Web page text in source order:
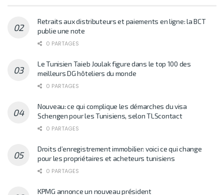
Retraits aux distributeurs et paiements en ligne: la BCT
publie une note
0 PARTAGES
Le Tunisien Taieb Joulak figure dans le top 100 des
meilleurs DG hôteliers du monde
0 PARTAGES
Nouveau: ce qui complique les démarches du visa
Schengen pour les Tunisiens, selon TLScontact
0 PARTAGES
Droits d’enregistrement immobilier: voici ce qui change
pour les propriétaires et acheteurs tunisiens
0 PARTAGES
KPMG annonce un nouveau président